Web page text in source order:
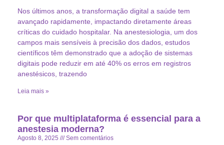
Nos últimos anos, a transformação digital a saúde tem
avançado rapidamente, impactando diretamente áreas
críticas do cuidado hospitalar. Na anestesiologia, um dos
campos mais sensíveis à precisão dos dados, estudos
científicos têm demonstrado que a adoção de sistemas
digitais pode reduzir em até 40% os erros em registros
anestésicos, trazendo
Leia mais »
Por que multiplataforma é essencial para a
anestesia moderna?
Agosto 8, 2025 Sem comentários